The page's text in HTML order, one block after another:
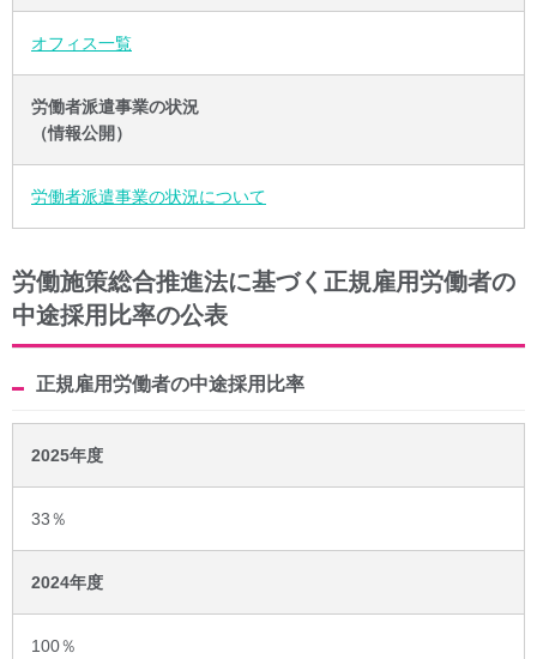
オフィス一覧
労働者派遣事業の状況
（情報公開）
労働者派遣事業の状況について
労働施策総合推進法に基づく正規雇用労働者の
中途採用比率の公表
正規雇用労働者の中途採用比率
2025年度
33％
2024年度
100％